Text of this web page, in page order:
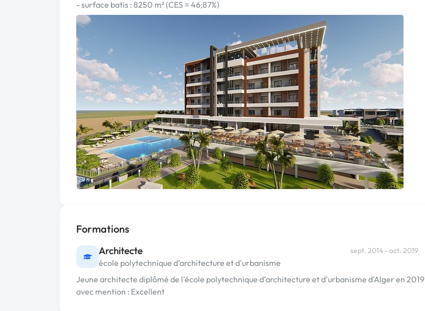
- surface batis : 8250 m² (CES = 46;87%)
Formations
Architecte
école polytechnique d’architecture et d'urbanisme
sept. 2014 - oct. 2019
Jeune architecte diplômé de l'école polytechnique d’architecture et d'urbanisme d'Alger en 2019
avec mention : Excellent